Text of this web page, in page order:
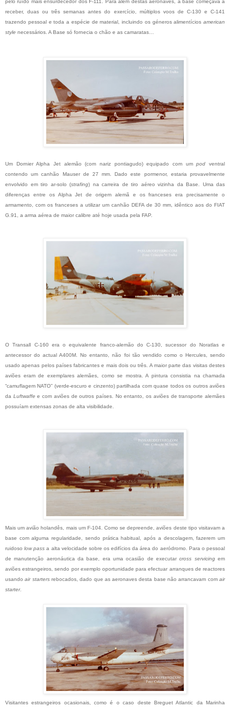
pelo ruído mais ensurdecedor dos F-111. Para além destas aeronaves, a base começava a
receber, duas ou três semanas antes do exercício, múltiplos voos de C-130 e C-141
trazendo pessoal e toda a espécie de material, incluindo os géneros alimentícios american
style necessários. A Base só fornecia o chão e as camaratas…
Um Dornier Alpha Jet alemão (com nariz pontiagudo) equipado com umpod ventral
contendo um canhão Mauser de 27 mm. Dado este pormenor, estaria provavelmente
envolvido em tiro ar-solo (strafing) na carreira de tiro aéreo vizinha da Base. Uma das
diferenças entre os Alpha Jet de origem alemã e os franceses era precisamente o
armamento, com os franceses a utilizar um canhão DEFA de 30 mm, idêntico aos do FIAT
G.91, a arma aérea de maior calibre até hoje usada pela FAP.
O Transall C-160 era o equivalente franco-alemão do C-130, sucessor do Noratlas e
antecessor do actual A400M. No entanto, não foi tão vendido como o Hercules, sendo
usado apenas pelos países fabricantes e mais dois ou três. A maior parte das visitas destes
aviões eram de exemplares alemães, como se mostra. A pintura consistia na chamada
“camuflagem NATO” (verde-escuro e cinzento) partilhada com quase todos os outros aviões
da Luftwaffe e com aviões de outros países. No entanto, os aviões de transporte alemães
possuíam extensas zonas de alta visibilidade.
Mais um avião holandês, mais um F-104. Como se depreende, aviões deste tipo visitavam a
base com alguma regularidade, sendo prática habitual, após a descolagem, fazerem um
ruidosolow passa alta velocidade sobre os edifícios da área do aeródromo. Para o pessoal
de manutenção aeronáutica da base, era uma ocasião de executarcross servicingem
aviões estrangeiros, sendo por exemplo oportunidade para efectuar arranques de reactores
usandoair startersrebocados, dado que as aeronaves desta base não arrancavam comair
starter.
Visitantes estrangeiros ocasionais, como é o caso deste Breguet Atlantic da Marinha